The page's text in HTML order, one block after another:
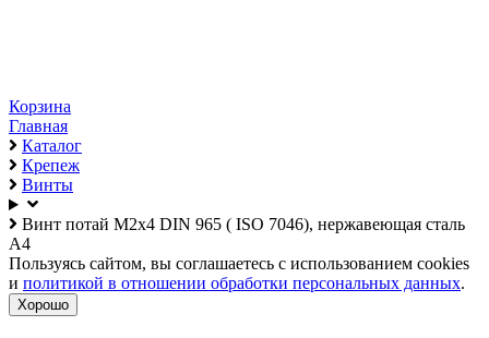
Корзина
Главная
Каталог
Крепеж
Винты
Винт потай М2х4 DIN 965 ( ISO 7046), нержавеющая сталь
А4
Пользуясь сайтом, вы соглашаетесь с использованием cookies
и политикой в отношении обработки персональных данных.
Хорошо